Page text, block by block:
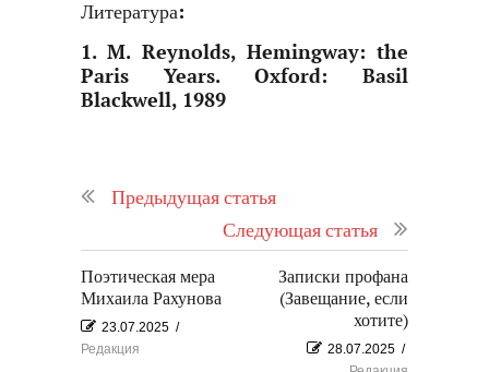
Литература:
1. M. Reynolds, Hemingway: the
Paris Years. Oxford: Basil
Blackwell, 1989
Предыдущая статья
Следующая статья
Поэтическая мера
Михаила Рахунова
23.07.2025 /
Редакция
Записки профана
(Завещание, если
хотите)
28.07.2025 /